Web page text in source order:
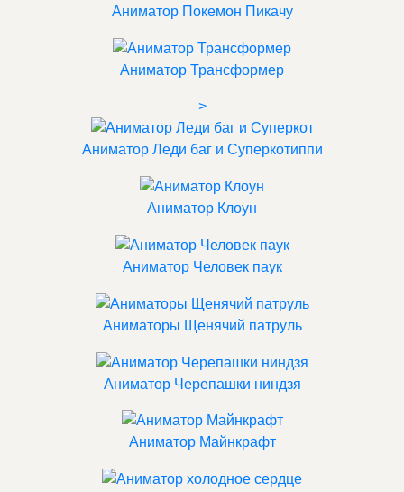
Аниматор Покемон Пикачу
Аниматор Трансформер
>
Аниматор Леди баг и Суперкотиппи
Аниматор Клоун
Аниматор Человек паук
Аниматоры Щенячий патруль
Аниматор Черепашки ниндзя
Аниматор Майнкрафт